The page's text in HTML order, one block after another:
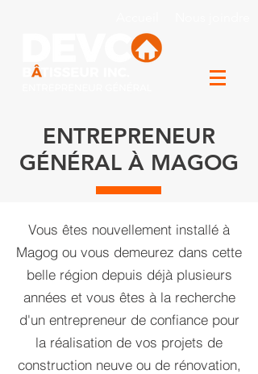
ENTREPRENEUR
GÉNÉRAL À MAGOG
Vous êtes nouvellement installé à
Magog ou vous demeurez dans cette
belle région depuis déjà plusieurs
années et vous êtes à la recherche
d'un entrepreneur de confiance pour
la réalisation de vos projets de
construction neuve ou de rénovation,